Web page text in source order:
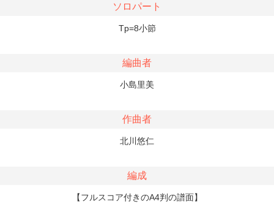
ソロパート
Tp=8小節
編曲者
小島里美
作曲者
北川悠仁
編成
【フルスコア付きのA4判の譜面】